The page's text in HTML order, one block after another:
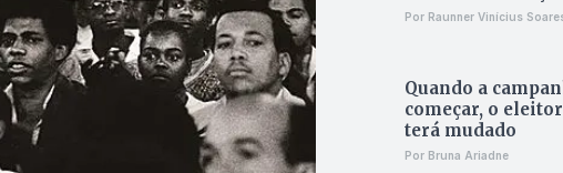
Por Raunner Vinícius
Quando a
começar, o
terá mudado
Por Bruna Ariadne